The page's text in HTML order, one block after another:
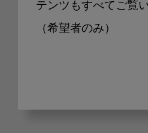
テンツもすべてご覧
（希望者のみ）